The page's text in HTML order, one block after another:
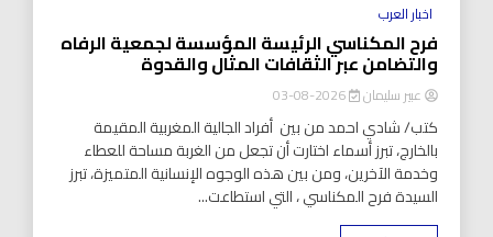
اخبار العرب
فرح المكناسي الرئيسة المؤسسة لجمعية الرفاه
والتضامن عبر الثقافات المثال والقدوة
عبير سليمان 2026-08-03
كتب/ شادي احمد من بين أفراد الجالية المغربية المقيمة
بالخارج، تبرز أسماء اختارت أن تجعل من الغربة مساحة للعطاء
وخدمة الآخرين، ومن بين هذه الوجوه الإنسانية المتميزة، تبرز
السيدة فرح المكناسي ، التي استطاعت...